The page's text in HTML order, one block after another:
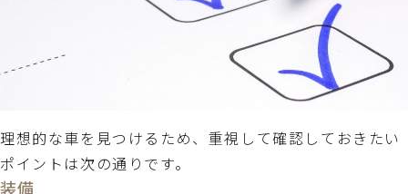
理想的な車を見つけるため、重視して確認しておきたい
ポイントは次の通りです。
装備